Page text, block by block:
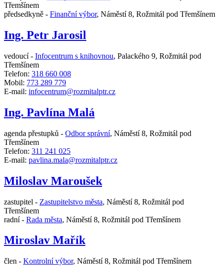
Třemšínem
předsedkyně - Finanční výbor, Náměstí 8, Rožmitál pod Třemšínem
Ing. Petr Jarosil
vedoucí - Infocentrum s knihovnou, Palackého 9, Rožmitál pod
Třemšínem
Telefon: 318 660 008
Mobil: 773 289 779
E-mail: infocentrum@rozmitalptr.cz
Ing. Pavlína Malá
agenda přestupků - Odbor správní, Náměstí 8, Rožmitál pod
Třemšínem
Telefon: 311 241 025
E-mail: pavlina.mala@rozmitalptr.cz
Miloslav Maroušek
zastupitel - Zastupitelstvo města, Náměstí 8, Rožmitál pod
Třemšínem
radní - Rada města, Náměstí 8, Rožmitál pod Třemšínem
Miroslav Mařík
člen - Kontrolní výbor, Náměstí 8, Rožmitál pod Třemšínem